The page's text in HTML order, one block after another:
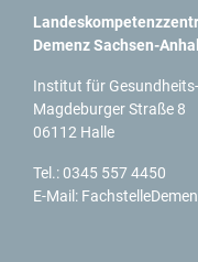
Demenz Sachsen-
Institut für
Magdeburger Straße 8
06112 Halle
Tel.:0345 557 4450
E-Mail: